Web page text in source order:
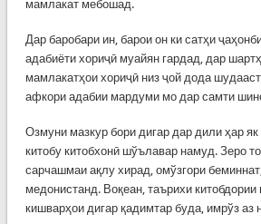
мамлакат мебошад.
Дар баробари ин, барои он ки сатҳи
адабиёти хориҷӣ муайян гардад, дар
мамлакатҳои хориҷӣ низ ҷой дода
афкори адабии мардуми мо дар самти
Озмуни мазкур бори дигар дар дили ҳар
китобу китобхонӣ шўълавар намуд. Зеро
сарчашмаи ақлу хирад, омўзгори
медонистанд. Воқеан, таърихи
кишварҳои дигар қадимтар буда, имрўз аз